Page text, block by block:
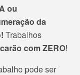
ou
da
Trabalhos
com ZERO!
pode ser